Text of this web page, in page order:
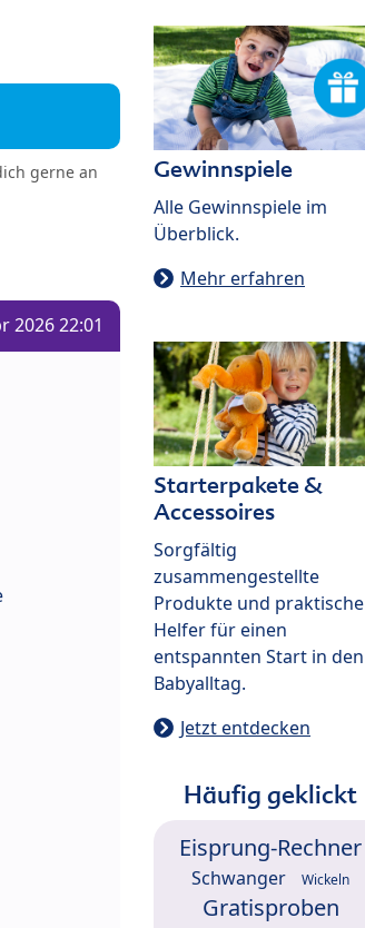
gerne an
2026 22:01
Gewinnspiele
Alle Gewinnspiele im
Überblick.
Mehr erfahren
Starterpakete &
Accessoires
Sorgfältig
zusammengestellte
Produkte und praktische
Helfer für einen
entspannten Start in den
Babyalltag.
Jetzt entdecken
Häufig geklickt
Eisprung-Rechner
Schwanger Wickeln
Gratisproben